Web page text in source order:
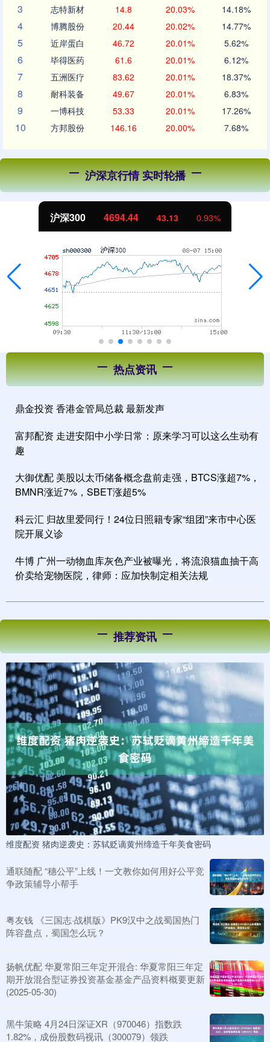
3 志特新材 14.8 20.03% 14.18%
4 博腾股份 20.44 20.02% 14.77%
5 近岸蛋白 46.72 20.01% 5.62%
6 毕得医药 61.6 20.01% 6.12%
7 五洲医疗 83.62 20.01% 18.37%
8 耐科装备 49.67 20.01% 6.83%
9 一博科技 53.33 20.01% 17.26%
10 方邦股份 146.16 20.00% 7.68%
沪深京行情 实时轮播
沪深300 4694.44 43.13 0.93%
热点资讯
鼎金投资 香港金管局总裁 最新发声
富邦配资 走进安阳中小学日常：原来学习可以这么生动有
趣
大御优配 美股以太币储备概念盘前走强，BTCS涨超7%，
BMNR涨近7%，SBET涨超5%
科云汇 归故里爱同行！24位日照籍专家“组团”来市中心医
院开展义诊
牛博 广州一动物血库灰色产业被曝光，将流浪猫血抽干高
价卖给宠物医院，律师：应加快制定相关法规
推荐资讯
维度配资 猪肉逆袭史：苏轼贬谪黄州缔造千年美食密码
通联随配 “穗公平”上线！一文教你如何用好公平竞
争政策辅导小帮手
粤友钱 《三国志·战棋版》PK9汉中之战蜀国热门
阵容盘点，蜀国怎么玩？
扬帆优配 华夏常阳三年定开混合: 华夏常阳三年定
期开放混合型证券投资基金基金产品资料概要更新
(2025-05-30)
黑牛策略 4月24日深证XR（970046）指数跌
1.82%，成份股数码视讯（300079）领跌